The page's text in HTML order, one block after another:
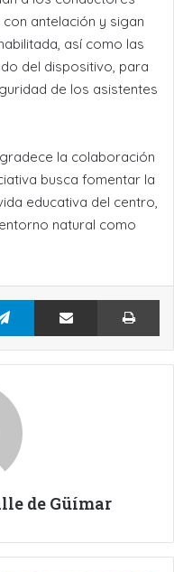
antelación y sigan
así como las
del dispositivo, para
de los asistentes
la colaboración
busca fomentar la
educativa del centro,
natural como
Telegram Compartir por Email
de Güímar